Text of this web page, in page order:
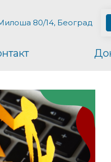
80/14, Београд